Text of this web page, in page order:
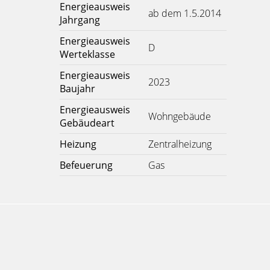
Energieausweis
Jahrgang
ab dem 1.5.2014
Energieausweis
Werteklasse
D
Energieausweis
Baujahr
2023
Energieausweis
Gebäudeart
Wohngebäude
Heizung
Zentralheizung
Befeuerung
Gas